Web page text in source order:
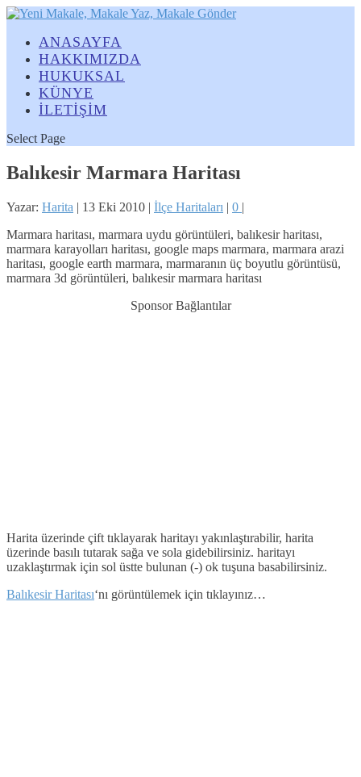
ANASAYFA
HAKKIMIZDA
HUKUKSAL
KÜNYE
İLETİŞİM
Select Page
Balıkesir Marmara Haritası
Yazar: Harita | 13 Eki 2010 | İlçe Haritaları | 0 |
Marmara haritası, marmara uydu görüntüleri, balıkesir haritası,
marmara karayolları haritası, google maps marmara, marmara arazi
haritası, google earth marmara, marmaranın üç boyutlu görüntüsü,
marmara 3d görüntüleri, balıkesir marmara haritası
Sponsor Bağlantılar
Harita üzerinde çift tıklayarak haritayı yakınlaştırabilir, harita
üzerinde basılı tutarak sağa ve sola gidebilirsiniz. haritayı
uzaklaştırmak için sol üstte bulunan (-) ok tuşuna basabilirsiniz.
Balıkesir Haritası‘nı görüntülemek için tıklayınız…